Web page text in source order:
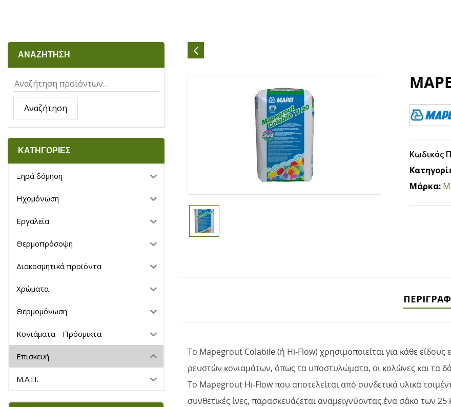
ΑΝΑΖΗΤΗΣΗ
Αναζήτηση
ΚΑΤΗΓΟΡΙΕΣ
Ξηρά δόμηση
Ηχομόνωση
Εργαλεία
Θερμοπρόσοψη
Διακοσμητικά προϊόντα
Χρώματα
Θερμομόνωση
Κονιάματα - Πρόσμικτα
Επισκευή
Μ.Α.Π.
Κωδικός
Μάρκα:
To Mapegrout Colabile (ή Hi-Flow) χρησιμοποιείται για κάθε
ρευστών κονιαμάτων, όπως τα υποστυλώματα, οι κολώνες και τα
To Mapegrout Hi-Flow που αποτελείται από συνδετικά υλικά
συνθετικές ίνες, παρασκευάζεται αναμειγνύοντας ένα σάκο των